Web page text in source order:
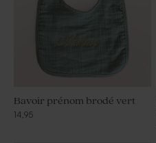
Bavoir prénom brodé vert
14,95